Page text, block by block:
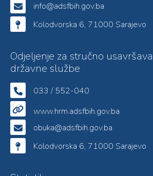
info@adsfbih.gov.ba
Kolodvorska 6, 71000 Sarajevo
Odjeljenje za stručno
državne službe
033 / 552-040
www.hrm.adsfbih.gov.ba
obuka@adsfbih.gov.ba
Kolodvorska 6, 71000 Sarajevo